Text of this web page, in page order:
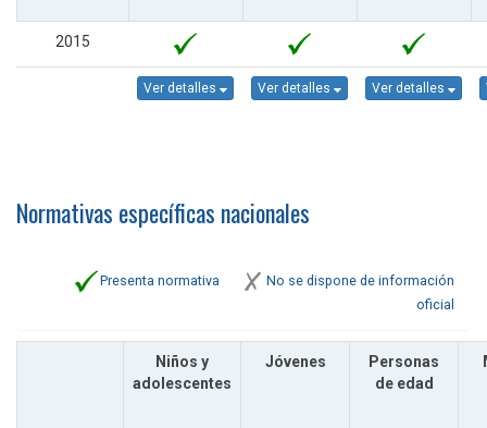
2015
Ver detalles Ver detalles Ver detalles
Normativas específicas nacionales
Presenta normativa
No se dispone de información
oficial
Niños y
adolescentes
Jóvenes
Personas
de edad